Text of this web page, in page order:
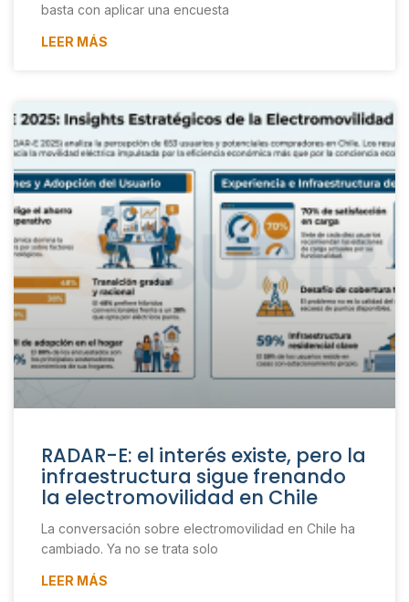
basta con aplicar una encuesta
LEER MÁS
RADAR-E: el interés existe, pero la
infraestructura sigue frenando
la electromovilidad en Chile
La conversación sobre electromovilidad en Chile ha
cambiado. Ya no se trata solo
LEER MÁS